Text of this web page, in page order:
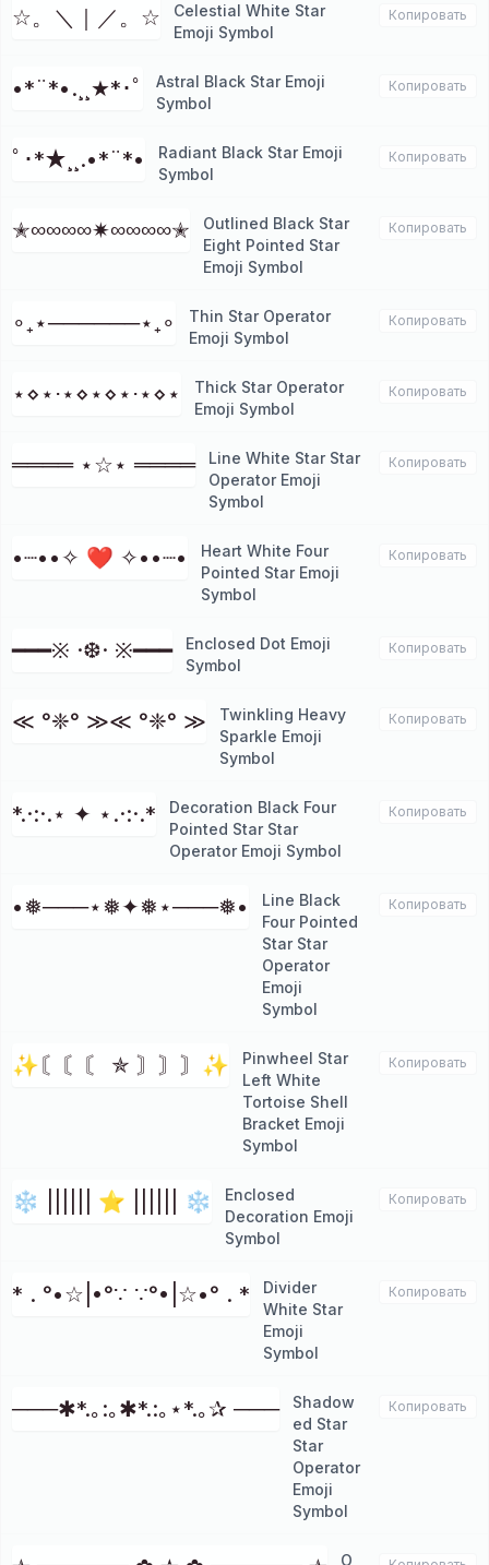
☆。＼｜／。☆
Celestial White Star
Emoji Symbol
Копировать
•*¨*•.¸¸★*･ﾟ
Astral Black Star Emoji
Symbol
Копировать
ﾟ･*★¸¸.•*¨*•
Radiant Black Star Emoji
Symbol
Копировать
✭∞∞∞∞✷∞∞∞∞✭
Outlined Black Star
Eight Pointed Star
Emoji Symbol
Копировать
∘₊⋆──────⋆₊∘
Thin Star Operator
Emoji Symbol
Копировать
⋆⋄⋆⋅⋆⋄⋆⋄⋆⋅⋆⋄⋆
Thick Star Operator
Emoji Symbol
Копировать
════ ⋆☆⋆ ════
Line White Star Star
Operator Emoji
Symbol
Копировать
•┈••✧ ❤ ✧••┈•
Heart White Four
Pointed Star Emoji
Symbol
Копировать
━━━※ ·❆· ※━━━
Enclosed Dot Emoji
Symbol
Копировать
≪ °❈° ≫≪ °❈° ≫
Twinkling Heavy
Sparkle Emoji
Symbol
Копировать
*.·:·.⋆ ✦ ⋆.·:·.*
Decoration Black Four
Pointed Star Star
Operator Emoji Symbol
Копировать
•❅───⋆❅✦❅⋆───❅•
Line Black
Four Pointed
Star Star
Operator
Emoji
Symbol
Копировать
✨〘〘〘 ✯ 〙〙〙✨
Pinwheel Star
Left White
Tortoise Shell
Bracket Emoji
Symbol
Копировать
❄ |||||| ⭐ |||||| ❄
Enclosed
Decoration Emoji
Symbol
Копировать
* . °•☆|•°∵ ∵°•|☆•° . *
Divider
White Star
Emoji
Symbol
Копировать
───✱*.｡:｡✱*.:｡⋆*.｡✰ ───
Shadow
ed Star
Star
Operator
Emoji
Symbol
Копировать
O